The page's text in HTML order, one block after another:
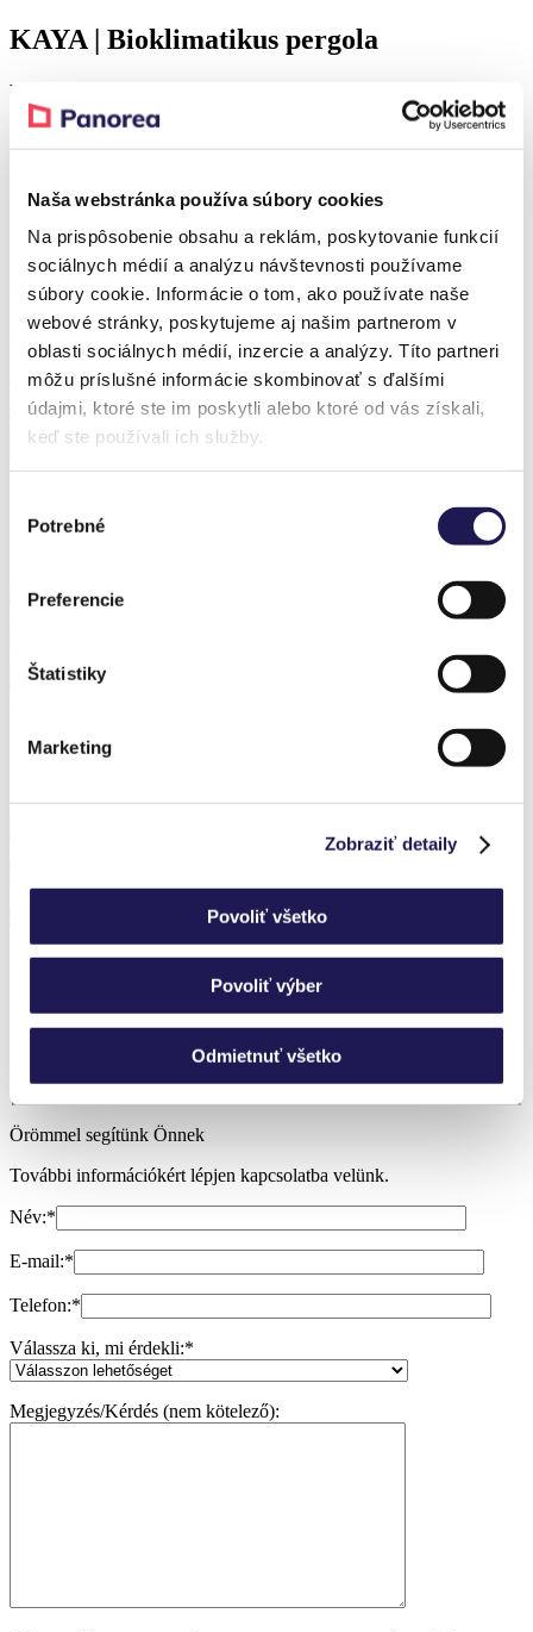
Naša webstránka používa súbory cookies
Na prispôsobenie obsahu a reklám, poskytovanie funkcií
sociálnych médií a analýzu návštevnosti používame
súbory cookie. Informácie o tom, ako používate naše
webové stránky, poskytujeme aj našim partnerom v
oblasti sociálnych médií, inzercie a analýzy. Títo partneri
môžu príslušné informácie skombinovať s ďalšími
údajmi, ktoré ste im poskytli alebo ktoré od vás získali,
keď ste používali ich služby.
súhlasu
Potrebné
Preferencie
Štatistiky
Marketing
Zobraziť detaily
Povoliť všetko
Povoliť výber
Odmietnuť všetko
KAYA | Bioklimatikus pergola
Részlet
Realization – Topoľčany
A referenciához tartozó terméke
Kedvezmény 37 %
KAYA
Bioklimatikus pergola
Tól2 732 251,48Ft Tól 1 707 738,18Ft
PANOGLASS | Alumínium pergola | Üveg
Nem tud választani?
Szívesen adunk Önnek tanácsot.
Segítségre van szükségem
Örömmel segítünk Önnek
További információkért lépjen kapcsolatba velünk.
Név:*
E-mail:*
Telefon:*
Válassza ki, mi érdekli:*
Megjegyzés/Kérdés (nem kötelező):